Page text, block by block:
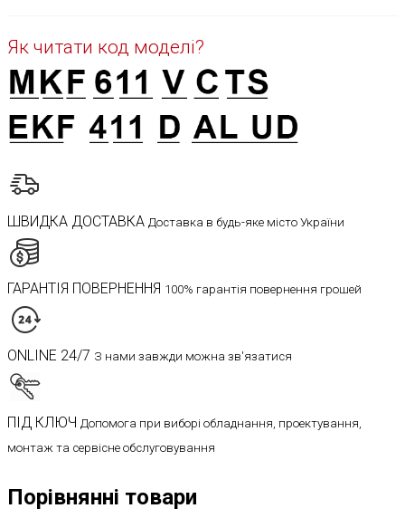
Як читати код моделі?
ШВИДКА ДОСТАВКА Доставка в будь-яке місто України
ГАРАНТІЯ ПОВЕРНЕННЯ 100% гарантія повернення грошей
ONLINE 24/7 З нами завжди можна зв'язатися
ПІД КЛЮЧ Допомога при виборі обладнання, проектування,
монтаж та сервісне обслуговування
Порівнянні товари